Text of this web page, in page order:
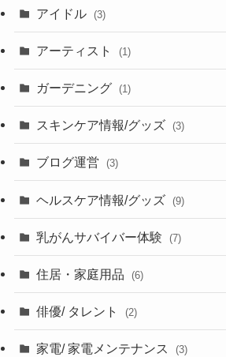
アイドル (3)
アーティスト (1)
ガーデニング (1)
スキンケア情報/グッズ (3)
ブログ運営 (3)
ヘルスケア情報/グッズ (9)
乳がんサバイバー体験 (7)
住居・家庭用品 (6)
俳優/ タレント (2)
家電/ 家電メンテナンス (3)